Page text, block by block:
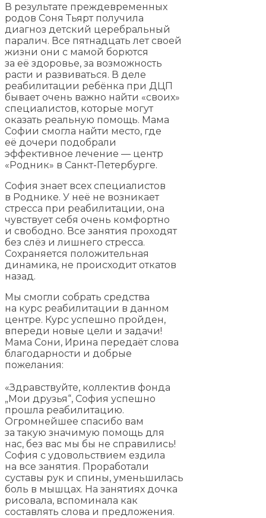
В результате преждевременных
родов Соня Тьярт получила
диагноз детский церебральный
паралич. Все пятнадцать лет своей
жизни они с мамой борются
за её здоровье, за возможность
расти и развиваться. В деле
реабилитации ребёнка при ДЦП
бывает очень важно найти «своих»
специалистов, которые могут
оказать реальную помощь. Мама
Софии смогла найти место, где
её дочери подобрали
эффективное лечение — центр
«Родник» в Санкт-Петербурге.
София знает всех специалистов
в Роднике. У неё не возникает
стресса при реабилитации, она
чувствует себя очень комфортно
и свободно. Все занятия проходят
без слёз и лишнего стресса.
Сохраняется положительная
динамика, не происходит откатов
назад.
Мы смогли собрать средства
на курс реабилитации в данном
центре. Курс успешно пройден,
впереди новые цели и задачи!
Мама Сони, Ирина передаёт слова
благодарности и добрые
пожелания:
«Здравствуйте, коллектив фонда
„Мои друзья“, София успешно
прошла реабилитацию.
Огромнейшее спасибо вам
за такую значимую помощь для
нас, без вас мы бы не справились!
София с удовольствием ездила
на все занятия. Проработали
суставы рук и спины, уменьшилась
боль в мышцах. На занятиях дочка
рисовала, вспоминала как
составлять слова и предложения.